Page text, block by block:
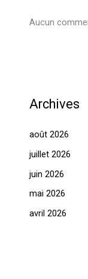
Aucun
Archives
août 2026
juillet 2026
juin 2026
mai 2026
avril 2026